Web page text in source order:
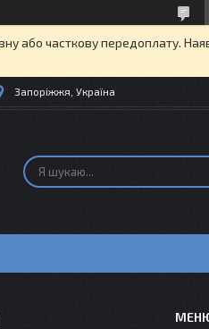
або часткову передоплату.
Запоріжжя, Україна